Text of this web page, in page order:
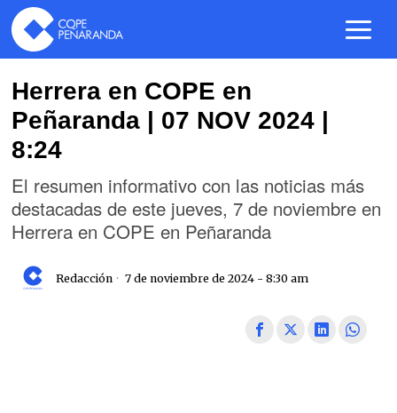
Herrera en COPE en
Peñaranda | 07 NOV 2024 |
8:24
El resumen informativo con las noticias más
destacadas de este jueves, 7 de noviembre en
Herrera en COPE en Peñaranda
Redacción 7 de noviembre de 2024 - 8:30 am